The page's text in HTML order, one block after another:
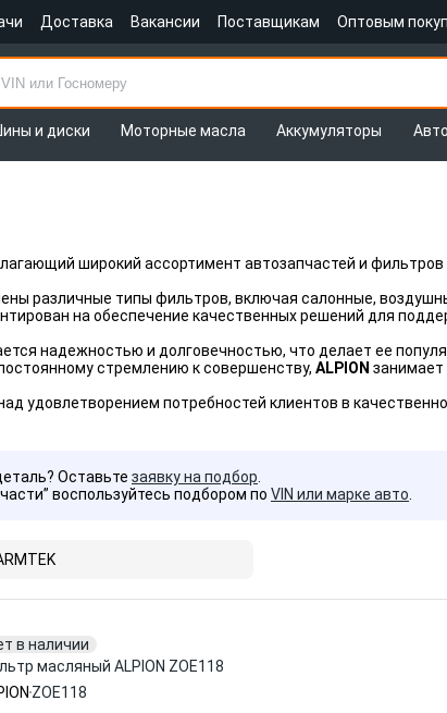
Доставка Вакансии Поставщикам Оптовым
и диски Моторные масла Аккумуляторы
широкий ассортимент автозапчастей и фильтров
различные типы фильтров, включая салонные,
на обеспечение качественных решений для
надежностью и долговечностью, что делает ее
стремлению к совершенству, ALPION занимает
удовлетворением потребностей клиентов в
Оставьте заявку на подбор
воспользуйтесь подбором по VIN или марке авто
в наличии
масляный ALPION ZOE118
ZOE118